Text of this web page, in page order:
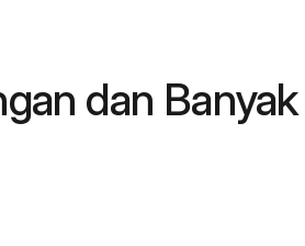
dan Banyak